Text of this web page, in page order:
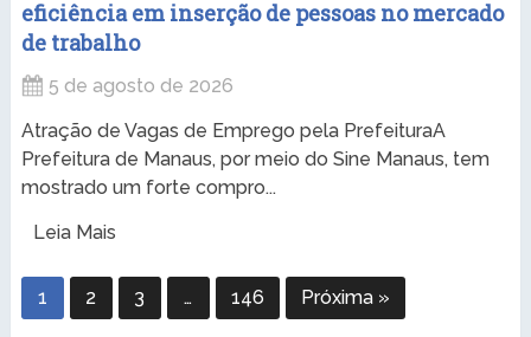
eficiência em inserção de pessoas no mercado
de trabalho
5 de agosto de 2026
Atração de Vagas de Emprego pela PrefeituraA
Prefeitura de Manaus, por meio do Sine Manaus, tem
mostrado um forte compro...
Leia Mais
1 2 3 … 146 Próxima »